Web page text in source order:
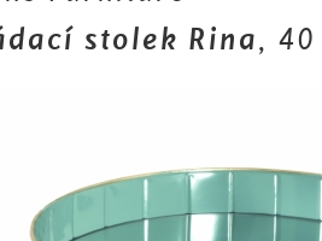
stolek Rina, 40